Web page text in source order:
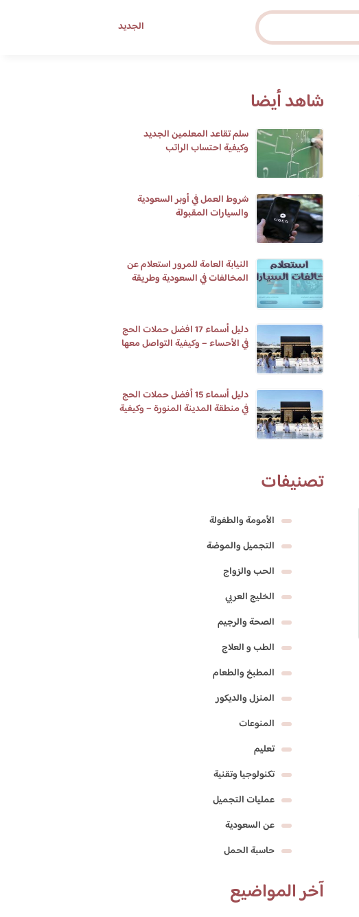
الجديد
شاهد أيضا
سلم تقاعد المعلمين الجديد
وكيفية احتساب الراتب
شروط العمل في أوبر السعودية
والسيارات المقبولة
النيابة العامة للمرور استعلام عن
المخالفات في السعودية وطريقة
دليل أسماء 17 افضل حملات الحج
في الأحساء – وكيفية التواصل معها
دليل أسماء 15 أفضل حملات الحج
في منطقة المدينة المنورة – وكيفية
تصنيفات
الأمومة والطفولة
التجميل والموضة
الحب والزواج
الخليج العربي
الصحة والرجيم
الطب و العلاج
المطبخ والطعام
المنزل والديكور
المنوعات
تعليم
تكنولوجيا وتقنية
عمليات التجميل
عن السعودية
حاسبة الحمل
آخر المواضيع